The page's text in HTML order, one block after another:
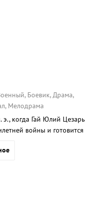
Боевик, Драма,
Мелодрама
э., когда Гай Юлий Цезарь
войны и готовится